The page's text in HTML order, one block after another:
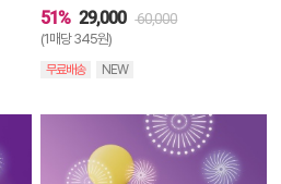
51% 29,000 60,000
(1매당 345원)
무료배송 NEW